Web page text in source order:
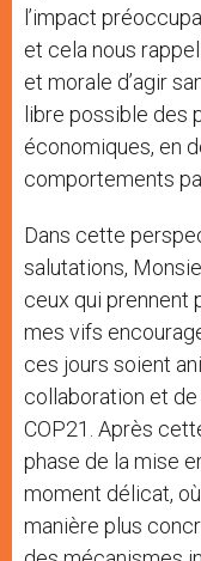
l’impact
et cela nous
et morale d’agir
libre possible des
économiques, en
comportements
Dans cette
salutations,
ceux qui prennent
mes vifs
ces jours soient
collaboration et
COP21. Après
phase de la mise
moment délicat,
manière plus